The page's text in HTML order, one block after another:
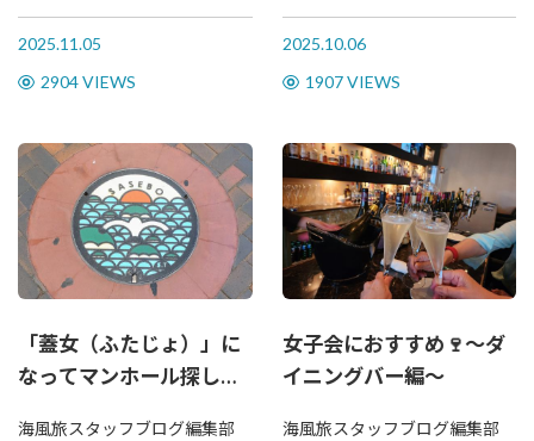
2025.11.05
2904 VIEWS
2025.10.06
1907 VIEWS
「蓋女（ふたじょ）」に
なってマンホール探して
海風旅スタッフブログ編集部
女子会におすすめ🍷～ダ
イニングバー編～
海風旅スタッフブログ編集部